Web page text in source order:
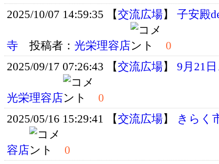
2025/10/07 14:59:35 【交流広場】 子安殿
寺 投稿者： 光栄理容店
0
2025/09/17 07:26:43 【交流広場】 9月21
光栄理容店
0
2025/05/16 15:29:41 【交流広場】 きらく
容店
0